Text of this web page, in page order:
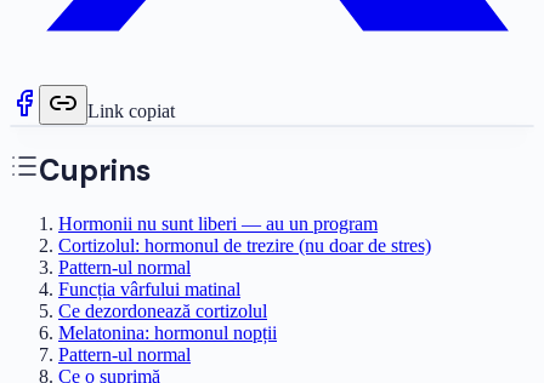
Link copiat
Cuprins
Hormonii nu sunt liberi — au un program
Cortizolul: hormonul de trezire (nu doar de stres)
Pattern-ul normal
Funcția vârfului matinal
Ce dezordonează cortizolul
Melatonina: hormonul nopții
Pattern-ul normal
Ce o suprimă